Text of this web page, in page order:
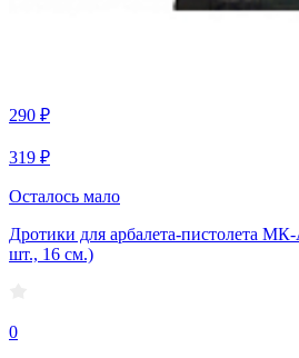
290 ₽
319 ₽
Осталось мало
Дротики для арбалета-пистолета
шт., 16 см.)
0